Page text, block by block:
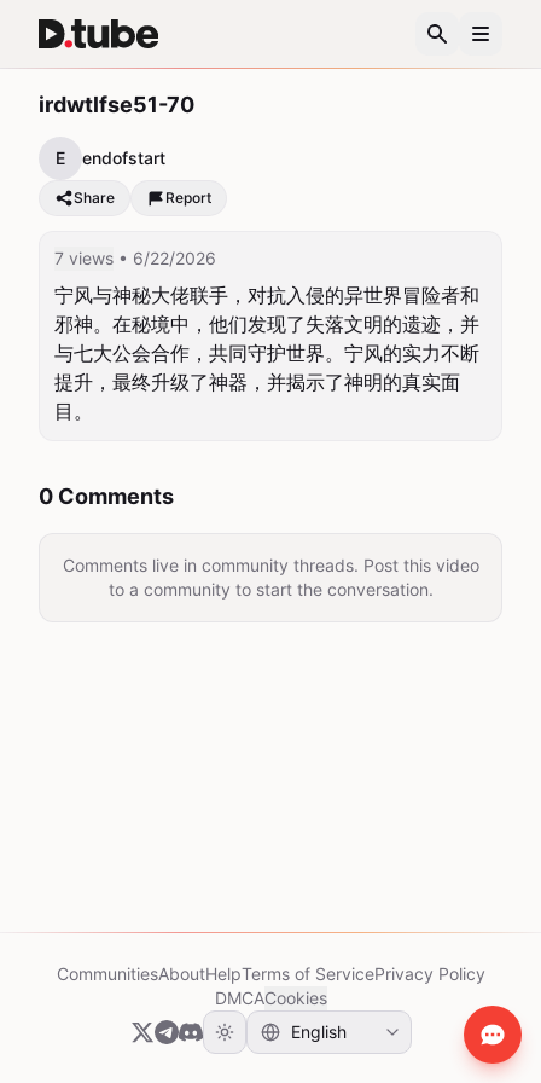
irdwtlfse51-70
E endofstart
Share Report
7 views • 6/22/2026
宁风与神秘大佬联手，对抗入侵的异世界冒险者和
邪神。在秘境中，他们发现了失落文明的遗迹，并
与七大公会合作，共同守护世界。宁风的实力不断
提升，最终升级了神器，并揭示了神明的真实面
目。
0 Comments
Comments live in community threads. Post this video
to a community to start the conversation.
CommunitiesAboutHelpTerms of ServicePrivacy Policy
DMCACookies